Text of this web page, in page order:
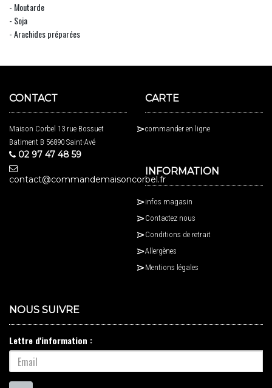
- Moutarde
- Soja
- Arachides préparées
CONTACT
Maison Corbel 13 rue Bossuet
Batiment B 56890 Saint-Avé
02 97 47 48 59
contact@commandemaisoncorbel.fr
CARTE
commander en ligne
INFORMATION
infos magasin
Contactez nous
Conditions de retrait
Allergènes
Mentions légales
NOUS SUIVRE
Lettre d'information :